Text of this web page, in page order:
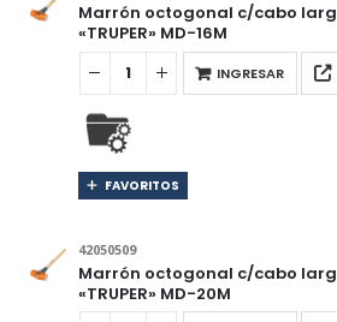
Marrón octogonal c/cabo
«TRUPER» MD-16M
INGRESAR
FAVORITOS
42050509
Marrón octogonal c/cabo
«TRUPER» MD-20M